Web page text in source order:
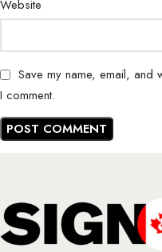
Website
Save my name, email, and
I comment.